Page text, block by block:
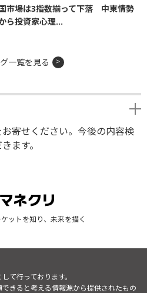
国市場は3指数揃って下落 中東情勢
ら投資家心理...
一覧を見る
寄せください。今後の内容検
ます。
ットを知り、未来を描く
て行っております。
きると考える情報源から提供されたもの